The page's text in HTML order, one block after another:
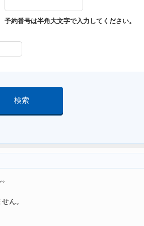
予約番号は半角大文字で入力してください。
検索
ん。